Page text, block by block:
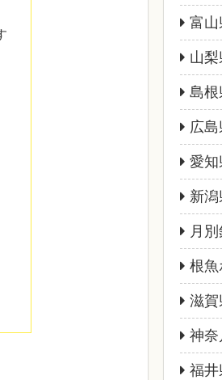
富山
山
島根
広
愛知
新
月
根魚
滋賀
神奈
福井